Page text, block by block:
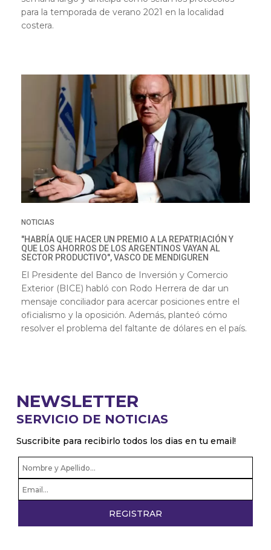
para la temporada de verano 2021 en la localidad
costera.
NOTICIAS
"HABRÍA QUE HACER UN PREMIO A LA REPATRIACIÓN Y
QUE LOS AHORROS DE LOS ARGENTINOS VAYAN AL
SECTOR PRODUCTIVO", VASCO DE MENDIGUREN
El Presidente del Banco de Inversión y Comercio
Exterior (BICE) habló con Rodo Herrera de dar un
mensaje conciliador para acercar posiciones entre el
oficialismo y la oposición. Además, planteó cómo
resolver el problema del faltante de dólares en el país.
NEWSLETTER
SERVICIO DE NOTICIAS
Suscribite para recibirlo todos los dias en tu email!